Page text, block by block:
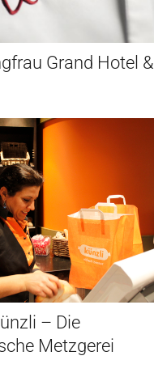
Grand Hotel &
– Die
Metzgerei